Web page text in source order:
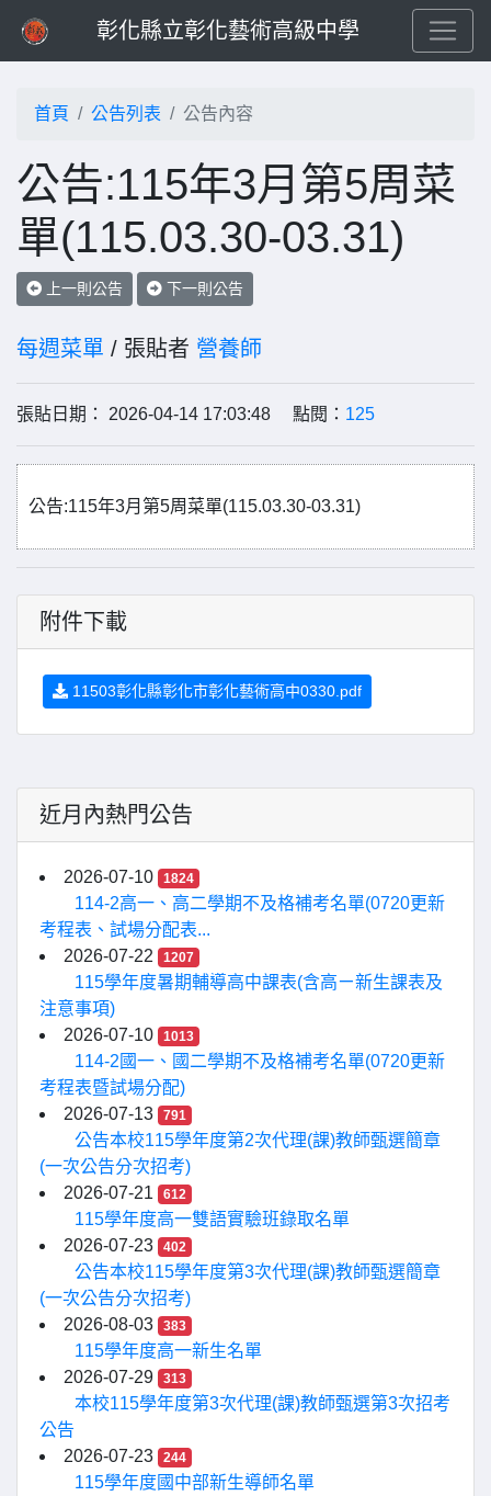
彰化縣立彰化藝術高級中學
首頁 公告列表 公告內容
公告:115年3月第5周菜
單(115.03.30-03.31)
上一則公告 下一則公告
每週菜單 / 張貼者 營養師
張貼日期： 2026-04-14 17:03:48 點閱： 125
公告:115年3月第5周菜單(115.03.30-03.31)
附件下載
11503彰化縣彰化市彰化藝術高中0330.pdf
近月內熱門公告
2026-07-10 1824
114-2高一、高二學期不及格補考名單(0720更新
考程表、試場分配表...
2026-07-22
1207
115學年度暑期輔導高中課表(含高ㄧ新生課表及
注意事項)
2026-07-10
1013
114-2國一、國二學期不及格補考名單(0720更新
考程表暨試場分配)
2026-07-13
791
公告本校115學年度第2次代理(課)教師甄選簡章
(一次公告分次招考)
2026-07-21
612
115學年度高一雙語實驗班錄取名單
2026-07-23
402
公告本校115學年度第3次代理(課)教師甄選簡章
(一次公告分次招考)
2026-08-03
383
115學年度高一新生名單
2026-07-29
313
本校115學年度第3次代理(課)教師甄選第3次招考
公告
2026-07-23
244
115學年度國中部新生導師名單